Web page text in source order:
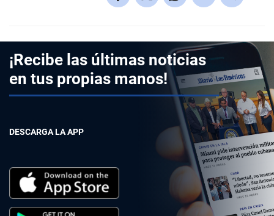
¡Recibe las últimas noticias
en tus propias manos!
DESCARGA LA APP